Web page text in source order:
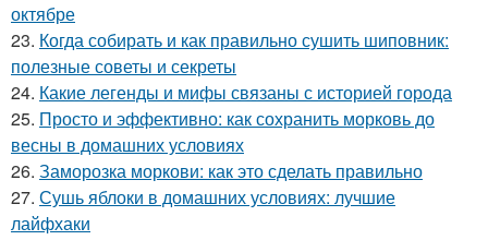
октябре
23. Когда собирать и как правильно сушить шиповник:
полезные советы и секреты
24. Какие легенды и мифы связаны с историей города
25. Просто и эффективно: как сохранить морковь до
весны в домашних условиях
26. Заморозка моркови: как это сделать правильно
27. Сушь яблоки в домашних условиях: лучшие
лайфхаки